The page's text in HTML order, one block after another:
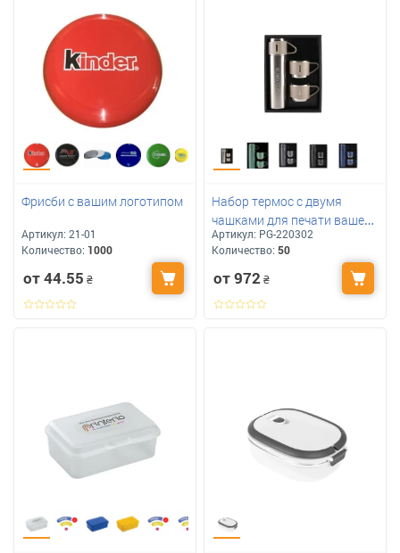
Фрисби с вашим логотипом
Артикул: 21-01
Количество: 1000
от 44.55 ₴
Набор термос с двумя
чашками для печати вашего
лого TEA SET 500ml
Артикул: PG-220302
Количество:50
от 972 ₴